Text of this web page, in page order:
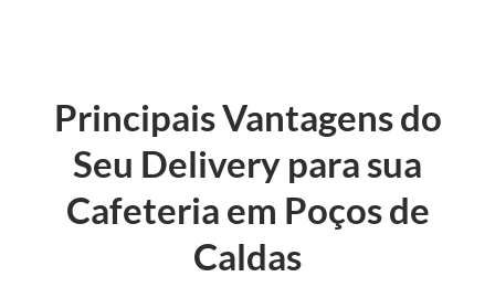
Principais Vantagens do
Seu Delivery para sua
Cafeteria em Poços de
Caldas